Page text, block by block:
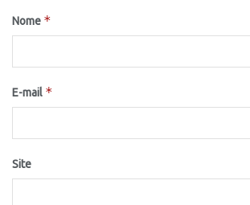
Nome *
E-mail *
Site